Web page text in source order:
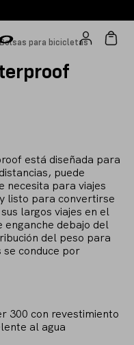
Bolsas para bicicletas
está diseñada para
puede
necesita para viajes
listo para convertirse
largos viajes en el
enganche debajo del
del peso para
conduce por
300 con revestimiento
al agua